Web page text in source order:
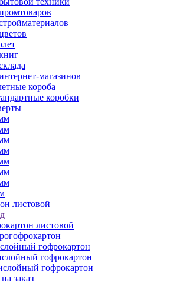
магазинов
короба
коробки
листовой
листовой
гофрокартон
гофрокартон
гофрокартон
заказ